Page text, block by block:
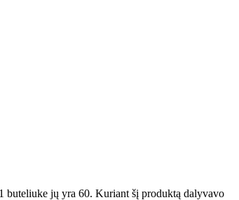
buteliuke jų yra 60. Kuriant šį produktą dalyvavo